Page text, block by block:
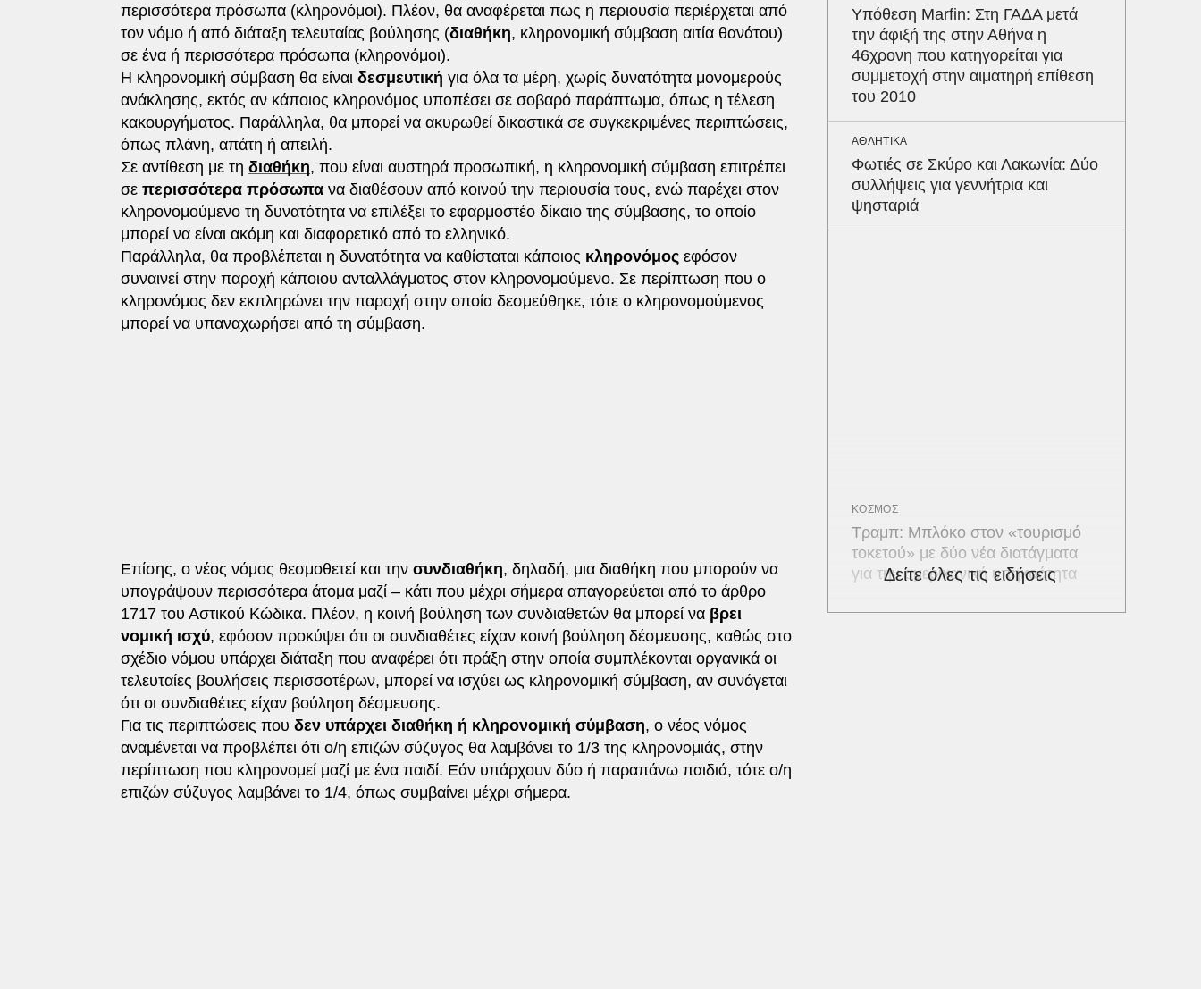
περισσότερα πρόσωπα (κληρονόμοι). Πλέον, θα αναφέρεται πως η περιουσία περιέρχεται από
τον νόμο ή από διάταξη τελευταίας βούλησης (διαθήκη, κληρονομική σύμβαση αιτία θανάτου)
σε ένα ή περισσότερα πρόσωπα (κληρονόμοι).
Η κληρονομική σύμβαση θα είναι δεσμευτική για όλα τα μέρη, χωρίς δυνατότητα μονομερούς
ανάκλησης, εκτός αν κάποιος κληρονόμος υποπέσει σε σοβαρό παράπτωμα, όπως η τέλεση
κακουργήματος. Παράλληλα, θα μπορεί να ακυρωθεί δικαστικά σε συγκεκριμένες περιπτώσεις,
όπως πλάνη, απάτη ή απειλή.
Σε αντίθεση με τη διαθήκη, που είναι αυστηρά προσωπική, η κληρονομική σύμβαση επιτρέπει
σε περισσότερα πρόσωπα να διαθέσουν από κοινού την περιουσία τους, ενώ παρέχει στον
κληρονομούμενο τη δυνατότητα να επιλέξει το εφαρμοστέο δίκαιο της σύμβασης, το οποίο
μπορεί να είναι ακόμη και διαφορετικό από το ελληνικό.
Παράλληλα, θα προβλέπεται η δυνατότητα να καθίσταται κάποιος κληρονόμος εφόσον
συναινεί στην παροχή κάποιου ανταλλάγματος στον κληρονομούμενο. Σε περίπτωση που ο
κληρονόμος δεν εκπληρώνει την παροχή στην οποία δεσμεύθηκε, τότε ο κληρονομούμενος
μπορεί να υπαναχωρήσει από τη σύμβαση.
Επίσης, ο νέος νόμος θεσμοθετεί και την συνδιαθήκη, δηλαδή, μια διαθήκη που μπορούν να
υπογράψουν περισσότερα άτομα μαζί – κάτι που μέχρι σήμερα απαγορεύεται από το άρθρο
1717 του Αστικού Κώδικα. Πλέον, η κοινή βούληση των συνδιαθετών θα μπορεί να βρει
νομική ισχύ, εφόσον προκύψει ότι οι συνδιαθέτες είχαν κοινή βούληση δέσμευσης, καθώς στο
σχέδιο νόμου υπάρχει διάταξη που αναφέρει ότι πράξη στην οποία συμπλέκονται οργανικά οι
τελευταίες βουλήσεις περισσοτέρων, μπορεί να ισχύει ως κληρονομική σύμβαση, αν συνάγεται
ότι οι συνδιαθέτες είχαν βούληση δέσμευσης.
Για τις περιπτώσεις που δεν υπάρχει διαθήκη ή κληρονομική σύμβαση, ο νέος νόμος
αναμένεται να προβλέπει ότι ο/η επιζών σύζυγος θα λαμβάνει το 1/3 της κληρονομιάς, στην
περίπτωση που κληρονομεί μαζί με ένα παιδί. Εάν υπάρχουν δύο ή παραπάνω παιδιά, τότε ο/η
επιζών σύζυγος λαμβάνει το 1/4, όπως συμβαίνει μέχρι σήμερα.
Υπόθεση Marfin: Στη ΓΑΔΑ μετά
την άφιξή της στην Αθήνα η
46χρονη που κατηγορείται για
συμμετοχή στην αιματηρή επίθεση
του 2010
ΑΘΛΗΤΙΚΑ
Φωτιές σε Σκύρο και Λακωνία: Δύο
συλλήψεις για γεννήτρια και
ψησταριά
ΚΟΣΜΟΣ
Τραμπ: Μπλόκο στον «τουρισμό
τοκετού» με δύο νέα διατάγματα
για την αμερικανική υπηκοότητα
Δείτε όλες τις ειδήσεις